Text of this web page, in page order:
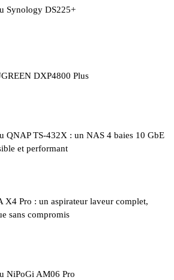
Synology DS225+
DXP4800 Plus
QNAP TS-432X : un NAS 4 baies 10 GbE
et performant
X4 Pro : un aspirateur laveur complet,
sans compromis
NiPoGi AM06 Pro